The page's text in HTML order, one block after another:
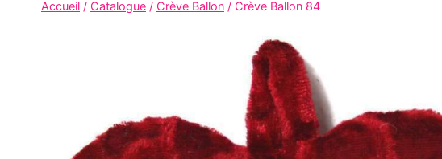
Accueil / Catalogue / Crève Ballon / Crève Ballon 84